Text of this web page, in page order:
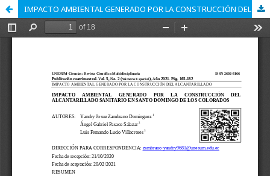
IMPACTO AMBIENTAL GENERADO POR LA CONSTRUCCIÓN DEL ALCANTARILLADO SANITARIO EN SANTO DOMINGO DE LOS COLORADOS.